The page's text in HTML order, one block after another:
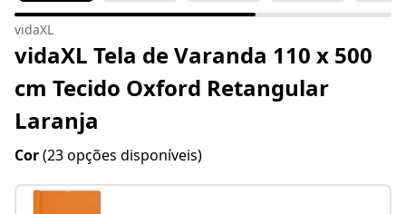
vidaXL
vidaXL Tela de Varanda 110 x 500
cm Tecido Oxford Retangular
Laranja
Cor(23 opções disponíveis)